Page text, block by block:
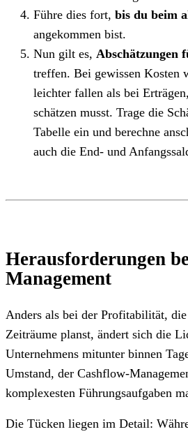
Führe dies fort, bis du beim
angekommen bist.
Nun gilt es, Abschätzungen
treffen. Bei gewissen Kosten
leichter fallen als bei
schätzen musst. Trage die
Tabelle ein und berechne
auch die End- und
Herausforderungen
Management
Anders als bei der Profitabilität,
Zeiträume planst, ändert sich die
Unternehmens mitunter binnen
Umstand, der Cashflow-
komplexesten Führungsaufgaben
Die Tücken liegen im Detail: